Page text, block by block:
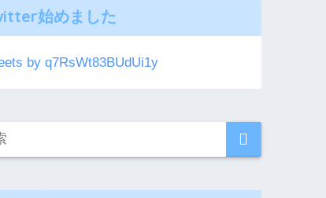
始めました
by q7RsWt83BUdUi1y